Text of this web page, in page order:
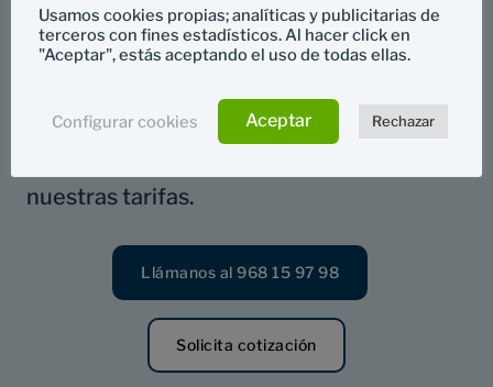
Cotización rápida – Reserva fácil –
Recogida eficiente
Entrega puntual
nuestras tarifas.
Llámanos al 968 15 97 98
Solicita cotización
Usamos cookies propias; analíticas y publicitarias de
terceros con fines estadísticos. Al hacer click en
"Aceptar", estás aceptando el uso de todas ellas.
Configurar cookies Aceptar Rechazar